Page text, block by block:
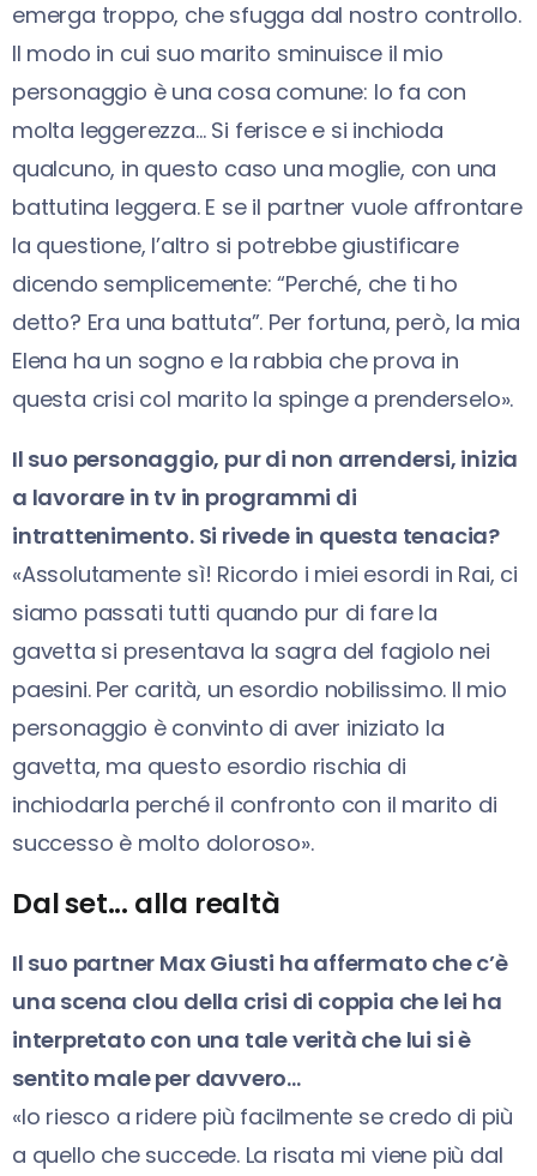
emerga troppo, che sfugga dal nostro controllo.
Il modo in cui suo marito sminuisce il mio
personaggio è una cosa comune: lo fa con
molta leggerezza… Si ferisce e si inchioda
qualcuno, in questo caso una moglie, con una
battutina leggera. E se il partner vuole affrontare
la questione, l’altro si potrebbe giustificare
dicendo semplicemente: “Perché, che ti ho
detto? Era una battuta”. Per fortuna, però, la mia
Elena ha un sogno e la rabbia che prova in
questa crisi col marito la spinge a prenderselo».
Il suo personaggio, pur di non arrendersi, inizia
a lavorare in tv in programmi di
intrattenimento. Si rivede in questa tenacia?
«Assolutamente sì! Ricordo i miei esordi in Rai, ci
siamo passati tutti quando pur di fare la
gavetta si presentava la sagra del fagiolo nei
paesini. Per carità, un esordio nobilissimo. Il mio
personaggio è convinto di aver iniziato la
gavetta, ma questo esordio rischia di
inchiodarla perché il confronto con il marito di
successo è molto doloroso».
Dal set... alla realtà
Il suo partner Max Giusti ha affermato che c’è
una scena clou della crisi di coppia che lei ha
interpretato con una tale verità che lui si è
sentito male per davvero…
«Io riesco a ridere più facilmente se credo di più
a quello che succede. La risata mi viene più dal